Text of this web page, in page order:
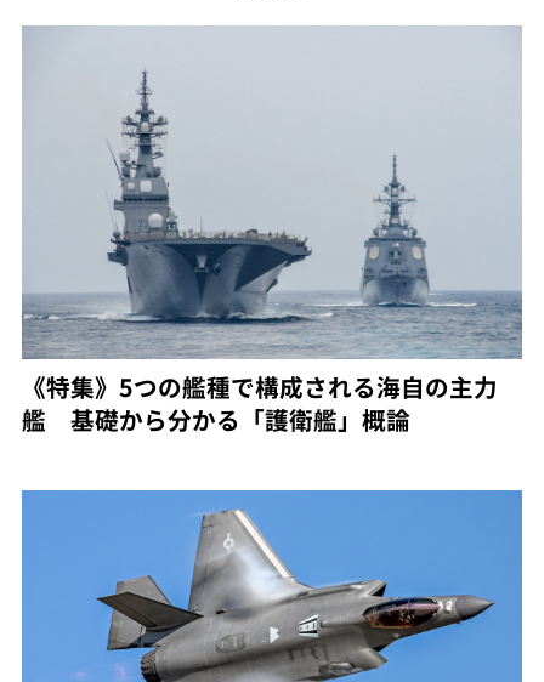
《特集》5つの艦種で構成される海自の主力
艦 基礎から分かる「護衛艦」概論